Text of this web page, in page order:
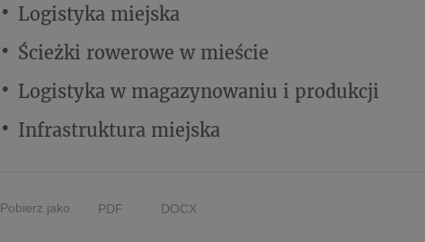
Logistyka miejska
Ścieżki rowerowe w mieście
Logistyka w magazynowaniu i produkcji
Infrastruktura miejska
Pobierz jako PDF DOCX